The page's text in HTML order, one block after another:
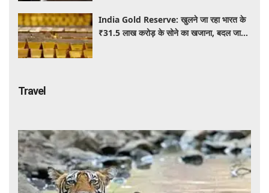
India Gold Reserve: खुलने जा रहा भारत के
₹31.5 लाख करोड़ के सोने का खजाना, बदल जाएगा
Travel